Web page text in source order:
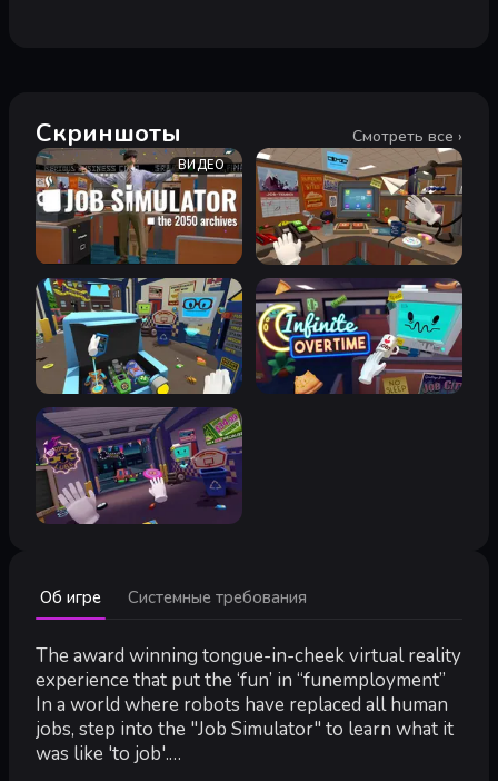
Скриншоты Смотреть все ›
ВИДЕО
Об игре Системные требования
The award winning tongue-in-cheek virtual reality
experience that put the ‘fun’ in “funemployment”
In a world where robots have replaced all human
jobs, step into the "Job Simulator" to learn what it
was like 'to job'.
Минимальные:
Минимальные:
Процессор:CPU: Intel i5-4590 equivalent or better
Оперативная память:4 GB ОЗУ
Видеокарта:Nvidia GeForce GTX 970, AMD Radeon R9 290
Место на диске:1 GB
Звуковая карта: N/A
Поддержка VR:SteamVR. Room Scale 2m by 1.5m area